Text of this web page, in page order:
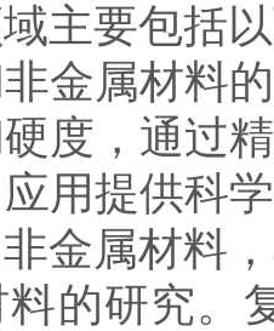
主要包括
金属材料
度，通过
用提供科
金属材料
的研究。